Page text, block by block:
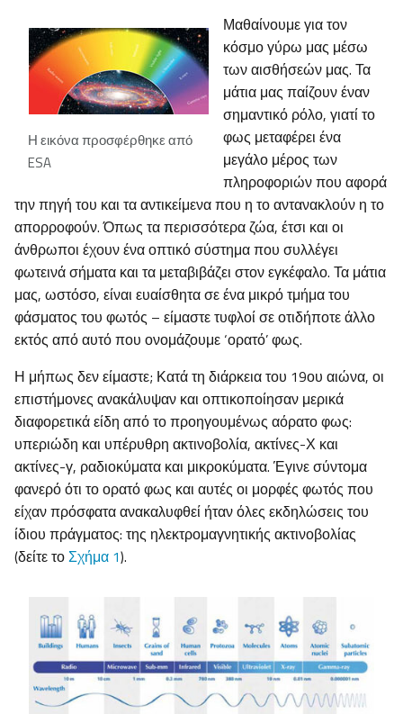
Η εικόνα προσφέρθηκε από
ESA
Μαθαίνουμε για τον
κόσμο γύρω μας μέσω
των αισθήσεών μας. Τα
μάτια μας παίζουν έναν
σημαντικό ρόλο, γιατί το
φως μεταφέρει ένα
μεγάλο μέρος των
πληροφοριών που αφορά
την πηγή του και τα αντικείμενα που η το αντανακλούν η το
απορροφούν. Όπως τα περισσότερα ζώα, έτσι και οι
άνθρωποι έχουν ένα οπτικό σύστημα που συλλέγει
φωτεινά σήματα και τα μεταβιβάζει στον εγκέφαλο. Τα μάτια
μας, ωστόσο, είναι ευαίσθητα σε ένα μικρό τμήμα του
φάσματος του φωτός – είμαστε τυφλοί σε οτιδήποτε άλλο
εκτός από αυτό που ονομάζουμε ‘ορατό’ φως.
Η μήπως δεν είμαστε; Κατά τη διάρκεια του 19ου αιώνα, οι
επιστήμονες ανακάλυψαν και οπτικοποίησαν μερικά
διαφορετικά είδη από το προηγουμένως αόρατο φως:
υπεριώδη και υπέρυθρη ακτινοβολία, ακτίνες-Χ και
ακτίνες-γ, ραδιοκύματα και μικροκύματα. Έγινε σύντομα
φανερό ότι το ορατό φως και αυτές οι μορφές φωτός που
είχαν πρόσφατα ανακαλυφθεί ήταν όλες εκδηλώσεις του
ίδιου πράγματος: της ηλεκτρομαγνητικής ακτινοβολίας
(δείτε τοΣχήμα 1).